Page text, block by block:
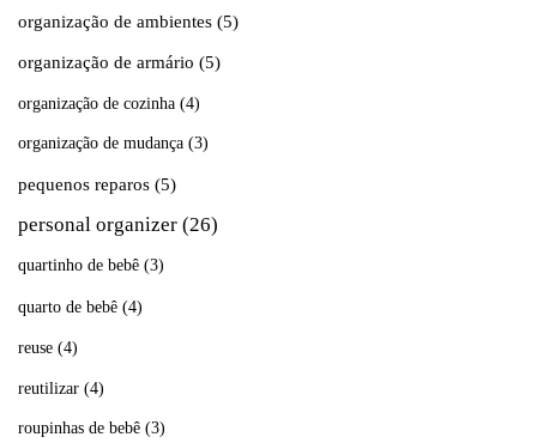
organização de ambientes (5)
organização de armário (5)
organização de cozinha (4)
organização de mudança (3)
pequenos reparos (5)
personal organizer (26)
quartinho de bebê (3)
quarto de bebê (4)
reuse (4)
reutilizar (4)
roupinhas de bebê (3)